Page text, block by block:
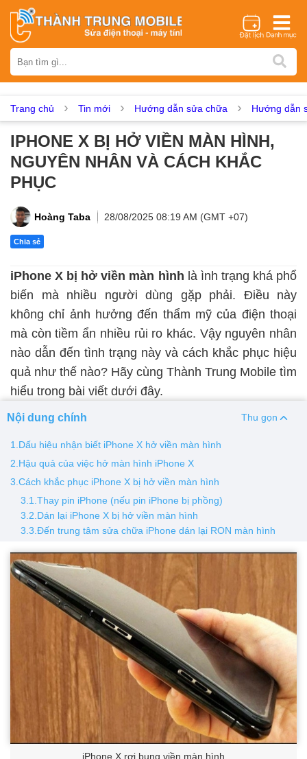
iPhone Samsung Oppo Xiaomi Realme Vivo
Nokia
Asus Sony Vertu LG Tecno
Dịch vụ sửa chữa
Thay mic Thay rung Thay main Unlock - Mở Khoá
Màn hình Vsmart Màn hình Google Pixel
Thay pin
Pin iPhone Pin Samsumg Pin Oppo Pin Xiaomi
Pin Realme
Vỏ Huawei Vỏ Vivo
Trang chủ Tin mới Hướng dẫn sửa chữa Hướng dẫn
IPHONE X BỊ HỞ VIỀN MÀN HÌNH,
NGUYÊN NHÂN VÀ CÁCH KHẮC
PHỤC
Hoàng Taba 28/08/2025 08:19 AM (GMT +07)
Chia sẻ
iPhone X bị hở viền màn hình là ình trạng khá phổ
biến mà nhiều người dùng gặp phải. Điều này
không chỉ ảnh hưởng đến thẩm mỹ của điện thoại
mà còn tiềm ẩn nhiều rủi ro khác. Vậy nguyên nhân
nào dẫn đến tình trạng này và cách khắc phục hiệu
quả như thế nào? Hãy cùng Thành Trung Mobile tìm
hiểu trong bài viết dưới đây.
Nội dung chính Thu gọn
1.Dấu hiệu nhận biết iPhone X hở viền màn hình
2.Hậu quả của việc hở màn hình iPhone X
3.Cách khắc phục iPhone X bị hở viền màn hình
3.1.Thay pin iPhone (nếu pin iPhone bị phồng)
3.2.Dán lại iPhone X bị hở viền màn hình
3.3.Đến trung tâm sửa chữa iPhone dán lại RON màn hình
iPhone X rơi bung viền màn hình